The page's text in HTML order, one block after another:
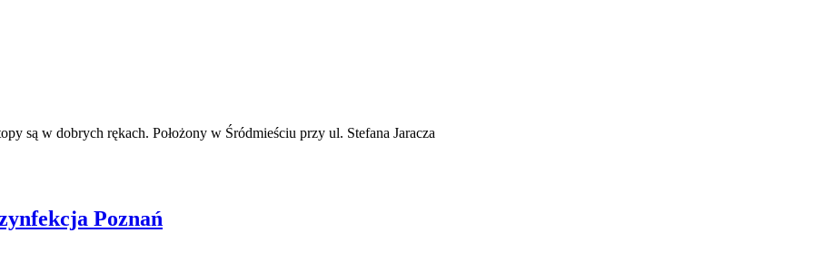
są w dobrych rękach. Położony w Śródmieściu przy ul. Stefana Jaracza
Poznań